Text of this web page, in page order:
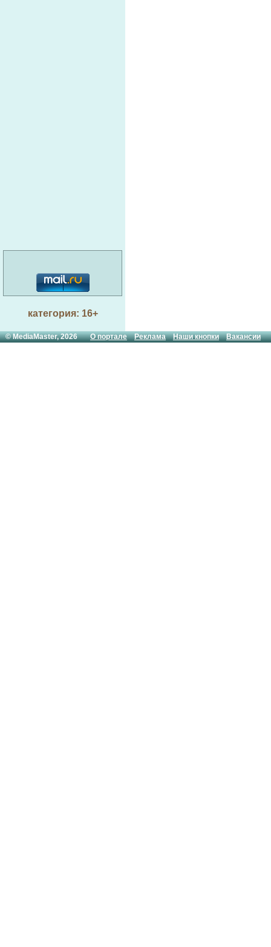
категория: 16+
© MediaMaster, 2026О портале Реклама Наши кнопки Вакансии